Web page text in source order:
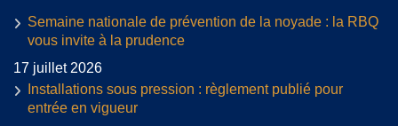
Semaine nationale de prévention de la noyade : la RBQ
vous invite à la prudence
17 juillet 2026
Installations sous pression : règlement publié pour
entrée en vigueur